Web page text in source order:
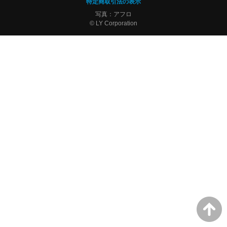
特定商取引法の表示
写真：アフロ
© LY Corporation